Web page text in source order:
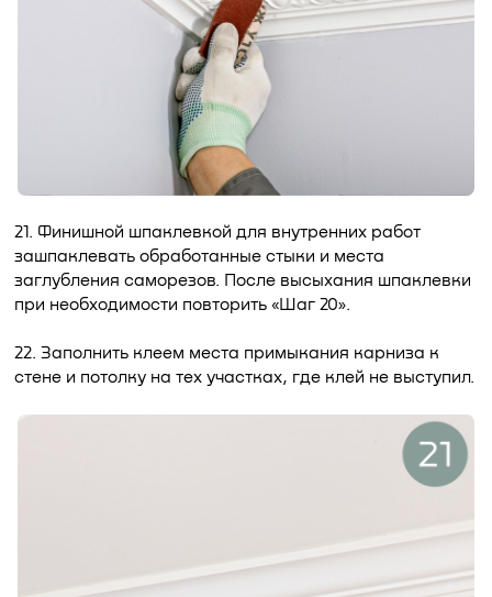
21. Финишной шпаклевкой для внутренних работ
зашпаклевать обработанные стыки и места
заглубления саморезов. После высыхания шпаклевки
при необходимости повторить «Шаг 20».
22. Заполнить клеем места примыкания карниза к
стене и потолку на тех участках, где клей не выступил.